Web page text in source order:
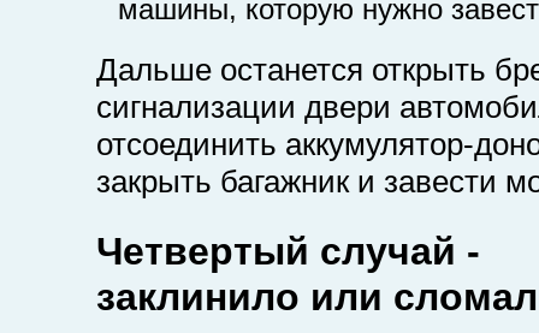
машины, которую нужно
Дальше останется открыть
сигнализации двери
отсоединить аккумулятор-
закрыть багажник и завести
Четвертый случай -
заклинило или